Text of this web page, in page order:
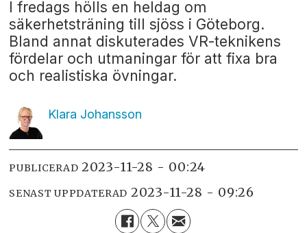
I fredags hölls en heldag om
säkerhetsträning till sjöss i Göteborg.
Bland annat diskuterades VR-teknikens
fördelar och utmaningar för att fixa bra
och realistiska övningar.
Klara Johansson
PUBLICERAD 2023-11-28 - 00:24
SENAST UPPDATERAD 2023-11-28 - 09:26